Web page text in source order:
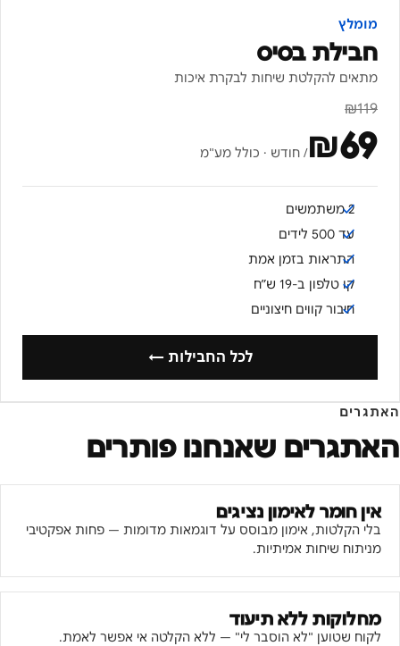
מומלץ
חבילת בסיס
מתאים להקלטת שיחות לבקרת איכות
₪119
₪69 / חודש · כולל מע"מ
2 משתמשים
עד 500 לידים
התראות בזמן אמת
קו טלפון ב-19 ש״ח
חיבור קווים חיצוניים
לכל החבילות ←
האתגרים
האתגרים שאנחנו פותרים
אין חומר לאימון נציגים
בלי הקלטות, אימון מבוסס על דוגמאות מדומות — פחות אפקטיבי
מניתוח שיחות אמיתיות.
מחלוקות ללא תיעוד
לקוח שטוען "לא הוסבר לי" — ללא הקלטה אי אפשר לאמת.